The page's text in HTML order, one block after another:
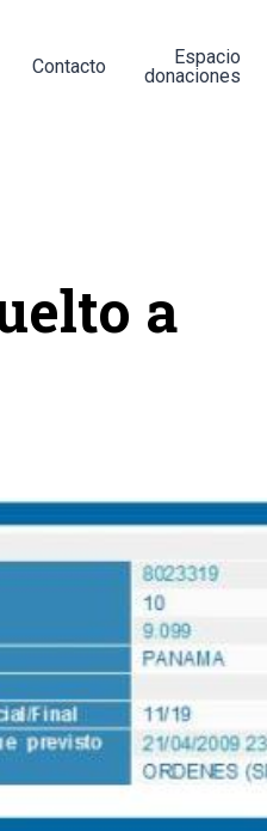
Contacto
Espacio
donaciones
a